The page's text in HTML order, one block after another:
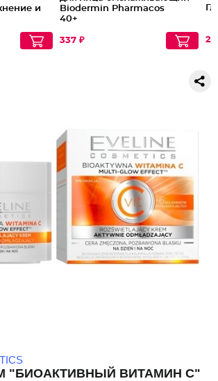
и
Biodermin Pharmacos
40+
337 ₽
"БИОАКТИВНЫЙ ВИТАМИН С"